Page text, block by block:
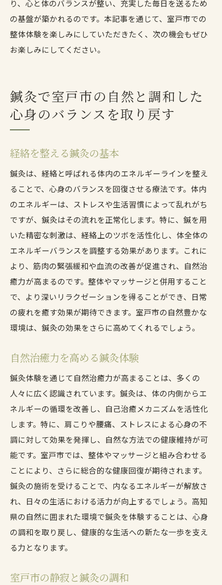
り、心と体のバランスが整い、充実した毎日を送るため
の基盤が築かれるのです。本記事を通じて、室戸市での
整体体験を楽しみにしていただきたく、次の機会もぜひ
お楽しみにしてください。
鍼灸で室戸市の自然と調和した
心身のバランスを取り戻す
経絡を整える鍼灸の基本
鍼灸は、経絡と呼ばれる体内のエネルギーラインを整え
ることで、心身のバランスを回復させる療法です。体内
のエネルギーは、ストレスや生活習慣によって乱れがち
ですが、鍼灸はその流れを正常化します。特に、鍼を用
いた精密な刺激は、経絡上のツボを活性化し、体全体の
エネルギーバランスを調整する効果があります。これに
より、筋肉の緊張緩和や血流の改善が促進され、自然治
癒力が高まるのです。整体やマッサージと併用すること
で、より深いリラクゼーションを得ることができ、日常
の疲れを癒す効果が期待できます。室戸市の自然豊かな
環境は、鍼灸の効果をさらに高めてくれるでしょう。
自然治癒力を高める鍼灸体験
鍼灸体験を通じて自然治癒力が高まることは、多くの
人々に広く認識されています。鍼灸は、体の内側からエ
ネルギーの循環を改善し、自己治癒メカニズムを活性化
します。特に、肩こりや腰痛、ストレスによる心身の不
調に対して効果を発揮し、自然な方法での健康維持が可
能です。室戸市では、整体やマッサージと組み合わせる
ことにより、さらに総合的な健康回復が期待されます。
鍼灸の施術を受けることで、内なるエネルギーが解放さ
れ、日々の生活における活力が向上するでしょう。高知
県の自然に囲まれた環境で鍼灸を体験することは、心身
の調和を取り戻し、健康的な生活への新たな一歩を支え
る力となります。
室戸市の静寂と鍼灸の調和